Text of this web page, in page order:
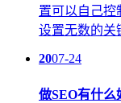
置可以自己控
设置无数的关
2007-24
做SEO有什么